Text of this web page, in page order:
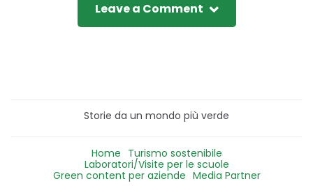
Leave a Comment
Storie da un mondo più verde
Home Turismo sostenibile
Laboratori/Visite per le scuole
Green content per aziende Media Partner